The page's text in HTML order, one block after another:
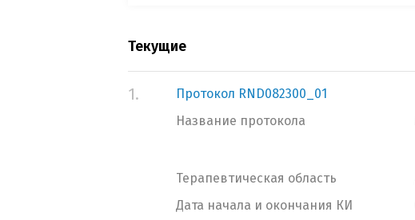
Текущие
1.
Протокол RND082300_01
Название протокола
Терапевтическая область
Дата начала и окончания КИ